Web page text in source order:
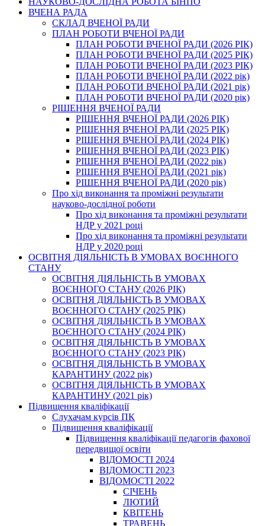
ВЧЕНА РАДА
СКЛАД ВЧЕНОЇ РАДИ
ПЛАН РОБОТИ ВЧЕНОЇ РАДИ
ПЛАН РОБОТИ ВЧЕНОЇ РАДИ (2026 РІК)
ПЛАН РОБОТИ ВЧЕНОЇ РАДИ (2025 РІК)
ПЛАН РОБОТИ ВЧЕНОЇ РАДИ (2023 РІК)
ПЛАН РОБОТИ ВЧЕНОЇ РАДИ (2022 рік)
ПЛАН РОБОТИ ВЧЕНОЇ РАДИ (2021 рік)
ПЛАН РОБОТИ ВЧЕНОЇ РАДИ (2020 рік)
РІШЕННЯ ВЧЕНОЇ РАДИ
РІШЕННЯ ВЧЕНОЇ РАДИ (2026 РІК)
РІШЕННЯ ВЧЕНОЇ РАДИ (2025 РІК)
РІШЕННЯ ВЧЕНОЇ РАДИ (2024 РІК)
РІШЕННЯ ВЧЕНОЇ РАДИ (2023 РІК)
РІШЕННЯ ВЧЕНОЇ РАДИ (2022 рік)
РІШЕННЯ ВЧЕНОЇ РАДИ (2021 рік)
РІШЕННЯ ВЧЕНОЇ РАДИ (2020 рік)
Про хід виконання та проміжні результати
науково-дослідної роботи
Про хід виконання та проміжні результати
НДР у 2021 році
Про хід виконання та проміжні результати
НДР у 2020 році
ОСВІТНЯ ДІЯЛЬНІСТЬ В УМОВАХ ВОЄННОГО
СТАНУ
ОСВІТНЯ ДІЯЛЬНІСТЬ В УМОВАХ
ВОЄННОГО СТАНУ (2026 РІК)
ОСВІТНЯ ДІЯЛЬНІСТЬ В УМОВАХ
ВОЄННОГО СТАНУ (2025 РІК)
ОСВІТНЯ ДІЯЛЬНІСТЬ В УМОВАХ
ВОЄННОГО СТАНУ (2024 РІК)
ОСВІТНЯ ДІЯЛЬНІСТЬ В УМОВАХ
ВОЄННОГО СТАНУ (2023 РІК)
ОСВІТНЯ ДІЯЛЬНІСТЬ В УМОВАХ
КАРАНТИНУ (2022 рік)
ОСВІТНЯ ДІЯЛЬНІСТЬ В УМОВАХ
КАРАНТИНУ (2021 рік)
Підвищення кваліфікації
Слухачам курсів ПК
Підвищення кваліфікації
Підвищення кваліфікації педагогів фахової
передвищої освіти
ВІДОМОСТІ 2024
ВІДОМОСТІ 2023
ВІДОМОСТІ 2022
СІЧЕНЬ
ЛЮТИЙ
КВІТЕНЬ
ТРАВЕНЬ